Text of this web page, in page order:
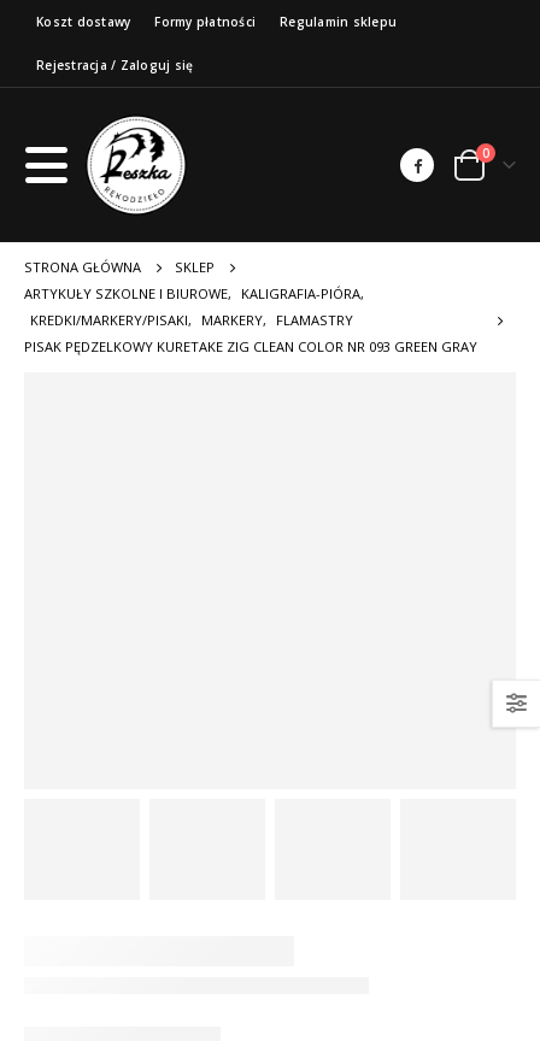
Koszt dostawy Formy płatności Regulamin sklepu
Rejestracja / Zaloguj się
0
STRONA GŁÓWNA
SKLEP
ARTYKUŁY SZKOLNE I BIUROWE, KALIGRAFIA-PIÓRA,
KREDKI/MARKERY/PISAKI, MARKERY,
FLAMASTRY
PISAK PĘDZELKOWY KURETAKE ZIG CLEAN COLOR NR 093 GREEN GRAY